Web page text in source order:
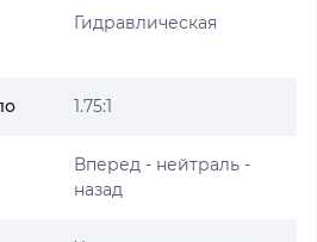
Гидравлическая
1.75:1
Вперед - нейтраль -
назад